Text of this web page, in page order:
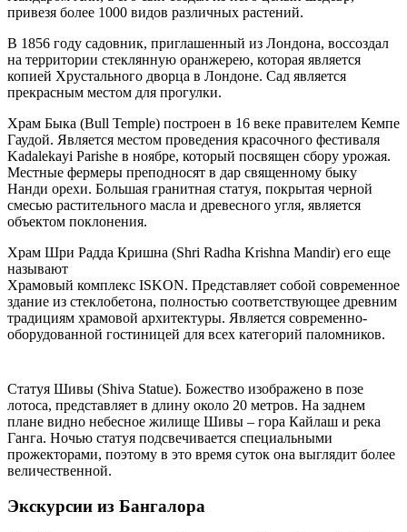
привезя более 1000 видов различных растений.
В 1856 году садовник, приглашенный из Лондона, воссоздал
на территории стеклянную оранжерею, которая является
копией Хрустального дворца в Лондоне. Сад является
прекрасным местом для прогулки.
Храм Быка (Bull Temple) построен в 16 веке правителем Кемпе
Гаудой. Является местом проведения красочного фестиваля
Kadalekayi Parishe в ноябре, который посвящен сбору урожая.
Местные фермеры преподносят в дар священному быку
Нанди орехи. Большая гранитная статуя, покрытая черной
смесью растительного масла и древесного угля, является
объектом поклонения.
Храм Шри Радда Кришна (Shri Radha Krishna Mandir) его еще
называют
Храмовый комплекс ISKON. Представляет собой современное
здание из стеклобетона, полностью соответствующее древним
традициям храмовой архитектуры. Является современно-
оборудованной гостиницей для всех категорий паломников.
Статуя Шивы (Shiva Statue). Божество изображено в позе
лотоса, представляет в длину около 20 метров. На заднем
плане видно небесное жилище Шивы – гора Кайлаш и река
Ганга. Ночью статуя подсвечивается специальными
прожекторами, поэтому в это время суток она выглядит более
величественной.
Экскурсии из Бангалора